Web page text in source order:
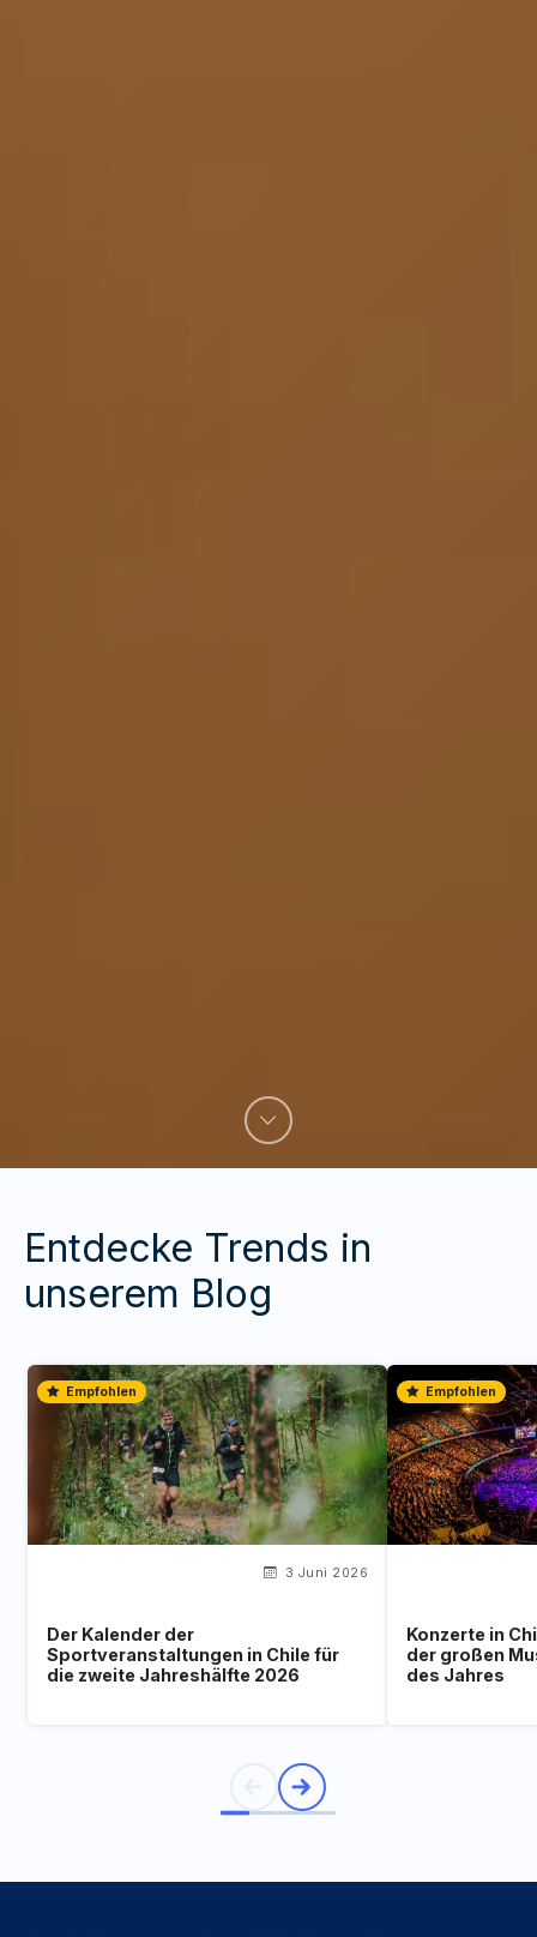
Entdecke Trends in
unserem Blog
Empfohlen
3 Juni 2026
Der Kalender der
Sportveranstaltungen in Chile für
die zweite Jahreshälfte 2026
Empfohlen
Konzerte in
der großen
des Jahres